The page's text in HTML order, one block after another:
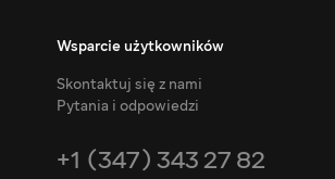
Wsparcie użytkowników
Skontaktuj się z nami
Pytania i odpowiedzi
+1 (347) 343 27 82